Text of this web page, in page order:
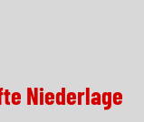
Niederlage